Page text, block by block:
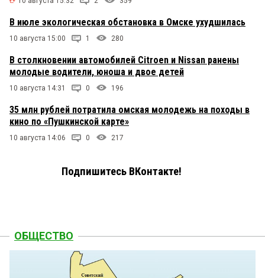
В июле экологическая обстановка в Омске ухудшилась
10 августа 15:00 1 280
В столкновении автомобилей Citroen и Nissan ранены
молодые водители, юноша и двое детей
10 августа 14:31 0 196
35 млн рублей потратила омская молодежь на походы в
кино по «Пушкинской карте»
10 августа 14:06 0 217
Подпишитесь ВКонтакте!
ОБЩЕСТВО